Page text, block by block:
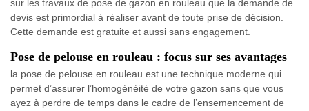
sur les travaux de pose de gazon en rouleau que la demande de
devis est primordial à réaliser avant de toute prise de décision.
Cette demande est gratuite et aussi sans engagement.
Pose de pelouse en rouleau : focus sur ses avantages
la pose de pelouse en rouleau est une technique moderne qui
permet d’assurer l’homogénéité de votre gazon sans que vous
ayez à perdre de temps dans le cadre de l’ensemencement de